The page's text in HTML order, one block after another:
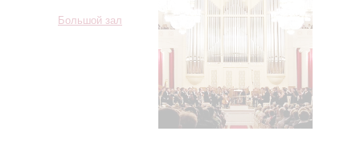
Большой зал